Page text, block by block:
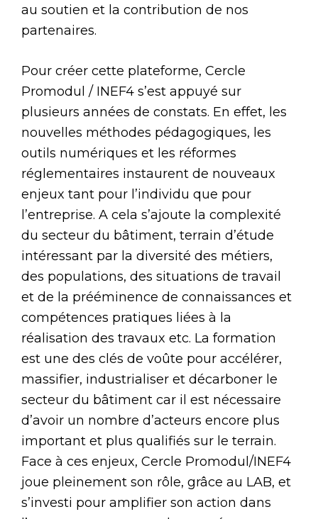
au soutien et la contribution de nos
partenaires.
Pour créer cette plateforme, Cercle
Promodul / INEF4 s’est appuyé sur
plusieurs années de constats. En effet, les
nouvelles méthodes pédagogiques, les
outils numériques et les réformes
réglementaires instaurent de nouveaux
enjeux tant pour l’individu que pour
l’entreprise. A cela s’ajoute la complexité
du secteur du bâtiment, terrain d’étude
intéressant par la diversité des métiers,
des populations, des situations de travail
et de la prééminence de connaissances et
compétences pratiques liées à la
réalisation des travaux etc. La formation
est une des clés de voûte pour accélérer,
massifier, industrialiser et décarboner le
secteur du bâtiment car il est nécessaire
d’avoir un nombre d’acteurs encore plus
important et plus qualifiés sur le terrain.
Face à ces enjeux, Cercle Promodul/INEF4
joue pleinement son rôle, grâce au LAB, et
s’investi pour amplifier son action dans